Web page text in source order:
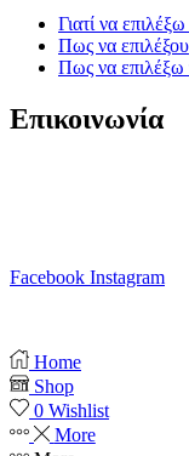
Γιατί να
Πως να
Πως να επιλέξω
Επικοινωνία
Facebook Instagram
Home
Shop
0 Wishlist
More